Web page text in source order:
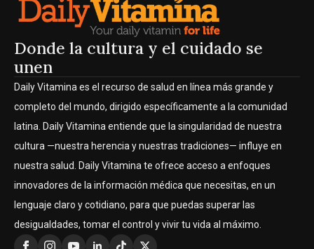
Donde la cultura y el cuidado se
unen
Daily Vitamina es el recurso de salud en línea más grande y
completo del mundo, dirigido específicamente a la comunidad
latina. Daily Vitamina entiende que la singularidad de nuestra
cultura —nuestra herencia y nuestras tradiciones— influye en
nuestra salud. Daily Vitamina te ofrece acceso a enfoques
innovadores de la información médica que necesitas, en un
lenguaje claro y cotidiano, para que puedas superar las
desigualdades, tomar el control y vivir tu vida al máximo.